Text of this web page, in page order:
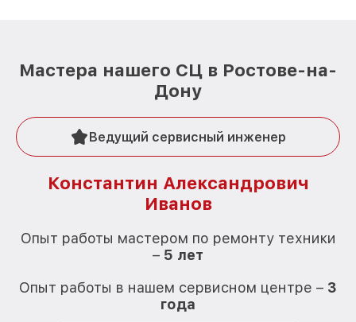
Мастера нашего СЦ в Ростове-на-
Дону
Ведущий сервисный инженер
Константин Александрович
Иванов
Опыт работы мастером по ремонту техники
– 5 лет
Опыт работы в нашем сервисном центре – 3
года